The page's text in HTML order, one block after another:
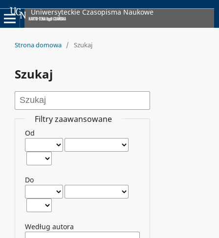
Uniwersyteckie Czasopisma Naukowe
Strona domowa / Szukaj
Szukaj
Filtry zaawansowane
Od
Do
Według autora